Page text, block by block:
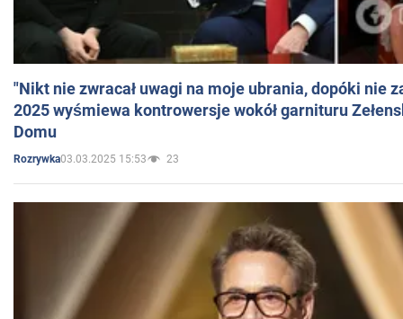
"Nikt nie zwracał uwagi na moje ubrania, dopóki nie
2025 wyśmiewa kontrowersje wokół garnituru
Domu
Rozrywka03.03.2025 15:53 23